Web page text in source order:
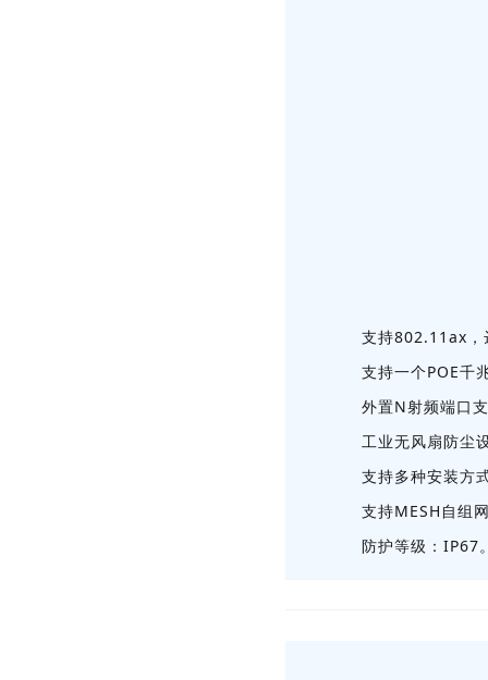
支持802.11ax
支持一个POE千
外置N射频端口
工业无风扇防尘
支持多种安装方
支持MESH自组
防护等级：IP67